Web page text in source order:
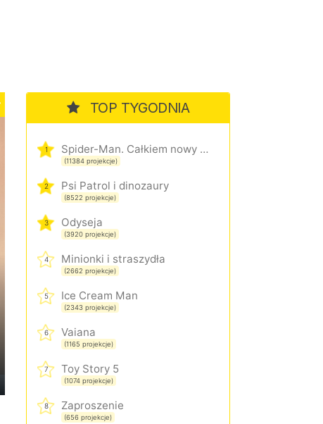
TOP TYGODNIA
1 Spider-Man. Całkiem nowy dzień
(11384 projekcje)
2 Psi Patrol i dinozaury
(8522 projekcje)
3 Odyseja
(3920 projekcje)
4 Minionki i straszydła
(2662 projekcje)
5 Ice Cream Man
(2343 projekcje)
6 Vaiana
(1165 projekcje)
7 Toy Story 5
(1074 projekcje)
8 Zaproszenie
(656 projekcje)